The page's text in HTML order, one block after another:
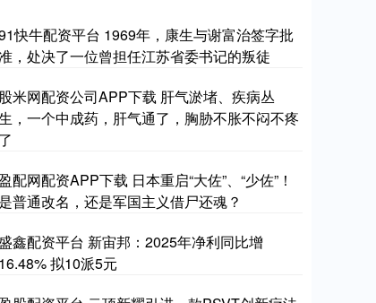
快牛配资平台 1969年，康生与谢富治签字批
，处决了一位曾担任江苏省委书记的叛徒
股米网配资公司APP下载 肝气淤堵、疾病丛
，一个中成药，肝气通了，胸胁不胀不闷不疼
了
配网配资APP下载 日本重启“大佐”、“少佐”！
是普通改名，还是军国主义借尸还魂？
盛鑫配资平台 新宙邦：2025年净利同比增
16.48% 拟10派5元